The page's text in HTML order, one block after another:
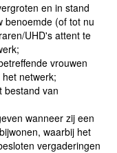
en in stand
benoemde (of tot nu
UHD's attent te
vrouwen
netwerk;
bestand van
wanneer zij een
waarbij het
vergaderingen